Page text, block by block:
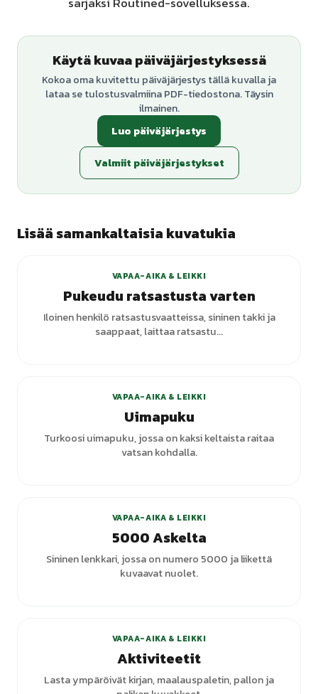
Käytä kuvaa päiväjärjestyksessä
Kokoa oma kuvitettu päiväjärjestys tällä kuvalla ja
lataa se tulostusvalmiina PDF-tiedostona. Täysin
ilmainen.
Luo päiväjärjestys
Valmiit päiväjärjestykset
Lisää samankaltaisia kuvatukia
VAPAA-AIKA & LEIKKI
Pukeudu ratsastusta varten
Iloinen henkilö ratsastusvaatteissa, sininen takki ja
saappaat, laittaa ratsastu...
VAPAA-AIKA & LEIKKI
Uimapuku
Turkoosi uimapuku, jossa on kaksi keltaista raitaa
vatsan kohdalla.
VAPAA-AIKA & LEIKKI
5000 Askelta
Sininen lenkkari, jossa on numero 5000 ja liikettä
kuvaavat nuolet.
VAPAA-AIKA & LEIKKI
Aktiviteetit
Lasta ympäröivät kirjan, maalauspaletin, pallon ja